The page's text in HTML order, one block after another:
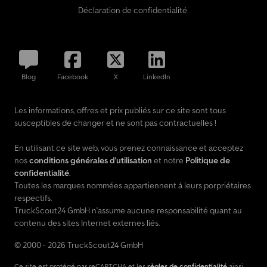
Déclaration de confidentialité
Blog Facebook X LinkedIn
Les informations, offres et prix publiés sur ce site sont tous
susceptibles de changer et ne sont pas contractuelles !
En utilisant ce site web, vous prenez connaissance et acceptez
nosconditions générales d'utilisation et notre Politique de
confidentialité.
Toutes les marques nommées appartiennent à leurs porpriétaires
respectifs.
TruckScout24 GmbH n'assume aucune responsabilité quant au
contenu des sites Internet externes liés.
© 2000 - 2026 TruckScout24 GmbH